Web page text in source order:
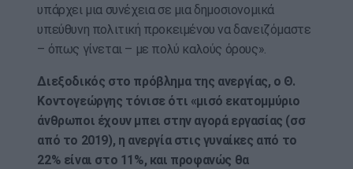
υπάρχει μια συνέχεια σε μια δημοσιονομικά
υπεύθυνη πολιτική προκειμένου να δανειζόμαστε
– όπως γίνεται – με πολύ καλούς όρους».
Διεξοδικός στο πρόβλημα της ανεργίας, ο Θ.
Κοντογεώργης τόνισε ότι «μισό εκατομμύριο
άνθρωποι έχουν μπει στην αγορά εργασίας (σσ
από το 2019), η ανεργία στις γυναίκες από το
22% είναι στο 11%, και προφανώς θα